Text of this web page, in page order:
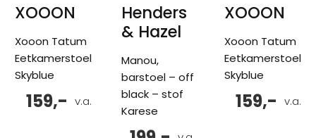
XOOON
Xooon Tatum
Eetkamerstoel
Skyblue
v.a.
159,-
Henders
& Hazel
Manou,
barstoel – off
black – stof
Karese
XOOON
Xooon Tatum
Eetkamerstoel
Skyblue
v.a.
159,-